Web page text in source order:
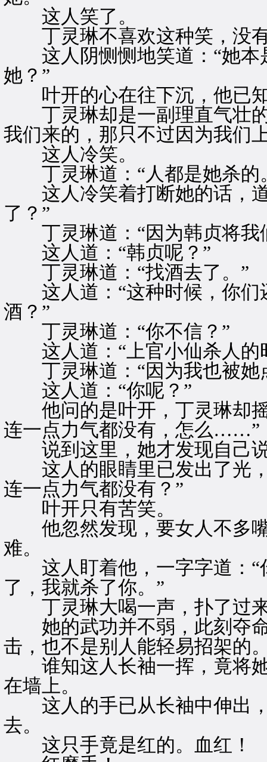
这人笑了。
丁灵琳不喜欢这种笑，没
这人阴恻恻地笑道：“她本
她？”
叶开的心在往下沉，他已知
丁灵琳却是一副理直气壮的
我们来的，那只不过因为我们
这人冷笑。
丁灵琳道：“人都是她杀的
这人冷笑着打断她的话，道
了？”
丁灵琳道：“因为韩贞将我
这人道：“韩贞呢？”
丁灵琳道：“找酒去了。”
这人道：“这种时候，你们
酒？”
丁灵琳道：“你不信？”
这人道：“上官小仙杀人的
丁灵琳道：“因为我也被她
这人道：“你呢？”
他问的是叶开，丁灵琳却摇
连一点力气都没有，怎么……”
说到这里，她才发现自己
这人的眼睛里已发出了光，
连一点力气都没有？”
叶开只有苦笑。
他忽然发现，要女人不多嘴
难。
这人盯着他，一字字道：“
了，我就杀了你。”
丁灵琳大喝一声，扑了过
她的武功并不弱，此刻夺命
击，也不是别人能轻易招架的
谁知这人长袖一挥，竟将她
在墙上。
这人的手已从长袖中伸出，
去。
这只手竟是红的。血红！